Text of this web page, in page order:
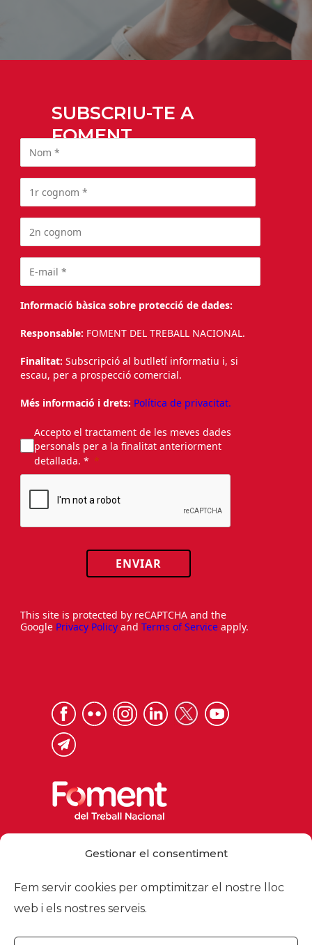
Gestionar el consentiment
Fem servir cookies per omptimitzar el nostre lloc
web i els nostres serveis.
SUBSCRIU-TE A
FOMENT
Informació bàsica sobre protecció de dades:
Responsable: FOMENT DEL TREBALL NACIONAL.
Finalitat: Subscripció al butlletí informatiu i, si
escau, per a prospecció comercial.
Més informació i drets: Política de privacitat.
Accepto el tractament de les meves dades
personals per a la finalitat anteriorment
detallada. *
ENVIAR
This site is protected by reCAPTCHA and the
Google Privacy Policy and Terms of Service apply.
foment@foment.com